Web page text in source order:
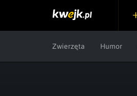
Zwierzęta Humor